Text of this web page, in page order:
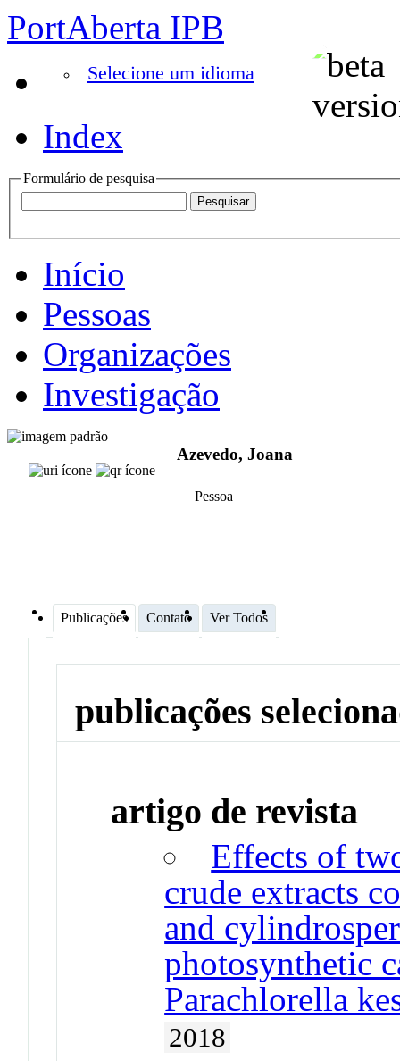
PortAberta IPB
Selecione um idioma
Index
Formulário de pesquisa
Início
Pessoas
Organizações
Investigação
Azevedo, Joana
Pessoa
Publicações Contato Ver Todos
publicações
artigo de revista
Effects of
crude extracts
and
photosynthetic
Parachlorella
2018